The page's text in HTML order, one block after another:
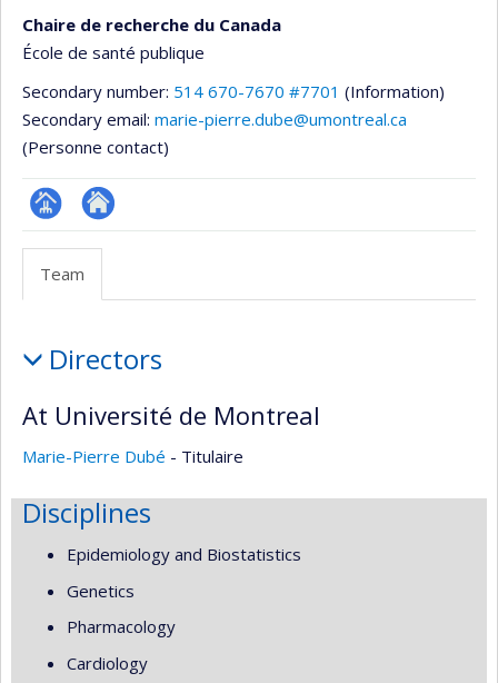
Chaire de recherche du Canada
École de santé publique
Secondary number: 514 670-7670 #7701 (Information)
Secondary email: marie-pierre.dube@umontreal.ca
(Personne contact)
Page Autre
Team
Directors
At Université de Montreal
Marie-Pierre Dubé - Titulaire
Disciplines
Epidemiology and Biostatistics
Genetics
Pharmacology
Cardiology